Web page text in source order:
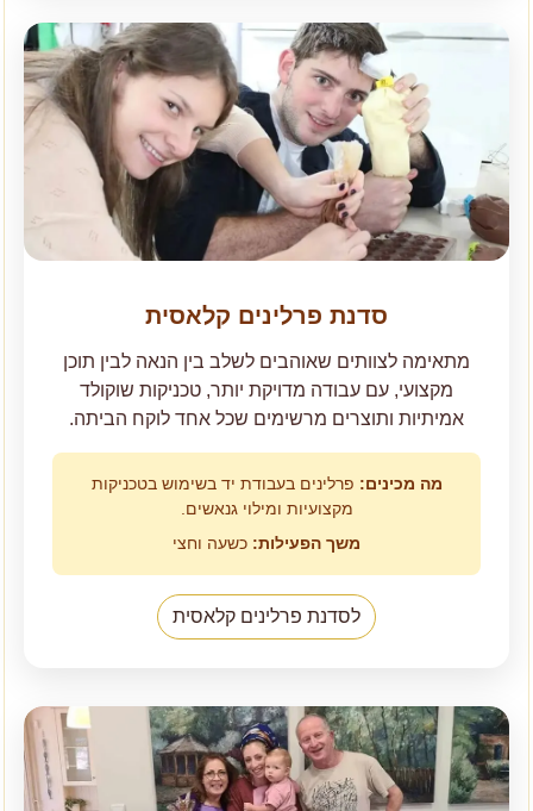
סדנת פרלינים קלאסית
מתאימה לצוותים שאוהבים לשלב בין הנאה לבין תוכן
מקצועי, עם עבודה מדויקת יותר, טכניקות שוקולד
אמיתיות ותוצרים מרשימים שכל אחד לוקח הביתה.
מה מכינים: פרלינים בעבודת יד בשימוש בטכניקות
מקצועיות ומילוי גנאשים.
משך הפעילות: כשעה וחצי
לסדנת פרלינים קלאסית